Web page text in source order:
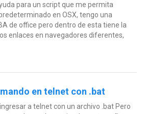
para un script que me permita
en OSX, tengo una
de office pero dentro de esta tiene la
enlaces en navegadores diferentes,
en telnet con .bat
a telnet con un archivo .bat Pero